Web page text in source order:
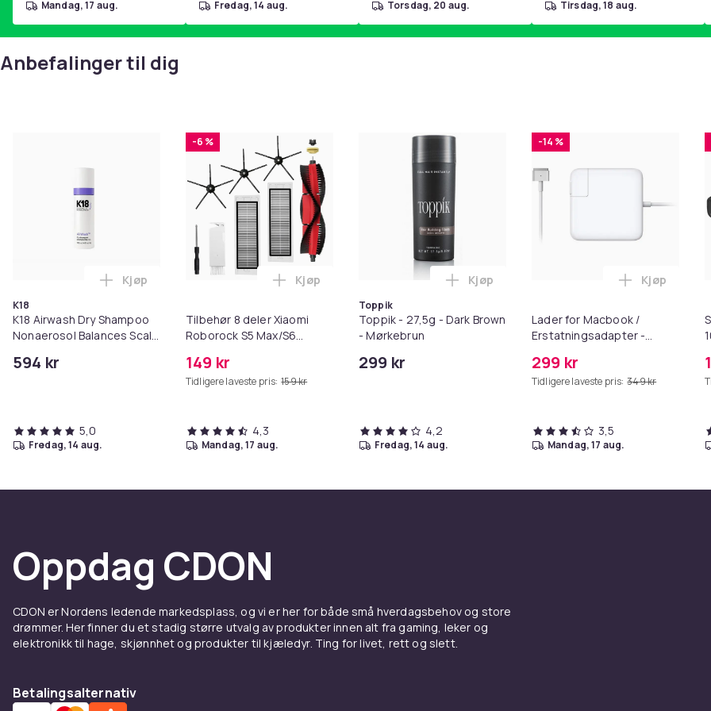
mandag, 17 aug. fredag, 14 aug. torsdag, 20 aug. tirsdag, 18 aug.
Anbefalinger til dig
K18
K18 Airwash Dry Shampoo
Nonaerosol Balances Scalp
594 kr
Legg K18 Airwash Dry Shampoo Nonaerosol Balances Scalp & Controls Excess Oil i handlekurven
Kjøp
5,0
fredag, 14 aug.
-6 %
Tilbehør 8 deler Xiaomi
Roborock S5 Max/S6
MAXV/S50/S51/S55/S5/S60/S65/S6
149 kr
Tidligere laveste pris: 159 kr
Legg Tilbehør 8 deler Xiaomi Roborock S5 Max/S6 Pure/S6 MAXV/S50/
Kjøp
4,3
mandag, 17 aug.
Toppik
Toppik - 27,5g - Dark Brown
- Mørkebrun
299 kr
Legg Toppik - 27,5g - Dark Brown -
Kjøp
4,2
fredag, 14 aug.
-14 %
Lader for Macbook /
Erstatningsadapter -
299 kr
Tidligere laveste pris: 349 kr
Legg Lader
Kjøp
3,5
mandag, 17 aug.
Oppdag CDON
CDON er Nordens ledende markedsplass, og vi er her for både små hverdagsbehov og store
drømmer. Her finner du et stadig større utvalg av produkter innen alt fra gaming, leker og
elektronikk til hage, skjønnhet og produkter til kjæledyr. Ting for livet, rett og slett.
Betalingsalternativ